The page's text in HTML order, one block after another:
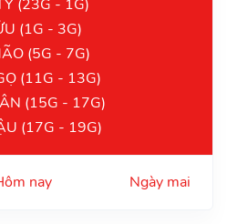
(23G - 1G)
(1G - 3G)
(5G - 7G)
(11G - 13G)
(15G - 17G)
(17G - 19G)
nay Ngày mai